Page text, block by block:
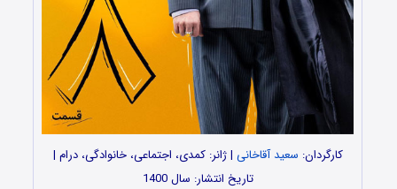
کارگردان: سعید آقاخانی | ژانر: کمدی، اجتماعی، خانوادگی، درام |
تاریخ انتشار: سال 1400